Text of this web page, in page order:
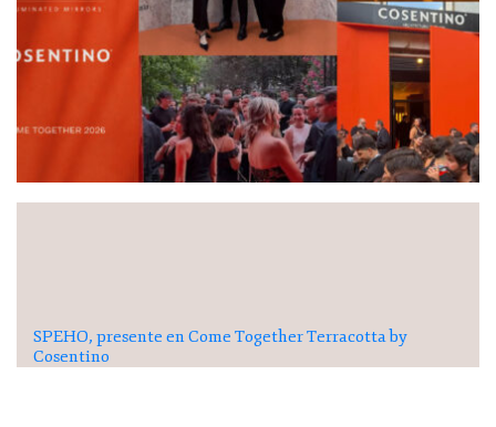
SPEHO, presente en Come Together Terracotta by
Cosentino